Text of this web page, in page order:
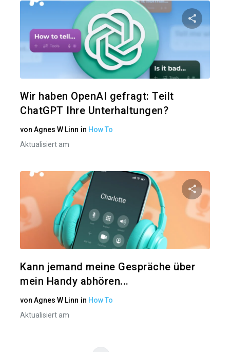
Wir haben OpenAI gefragt: Teilt
ChatGPT Ihre Unterhaltungen?
von Agnes W Linn in How To
Aktualisiert am
Kann jemand meine Gespräche über
mein Handy abhören...
von Agnes W Linn in How To
Aktualisiert am